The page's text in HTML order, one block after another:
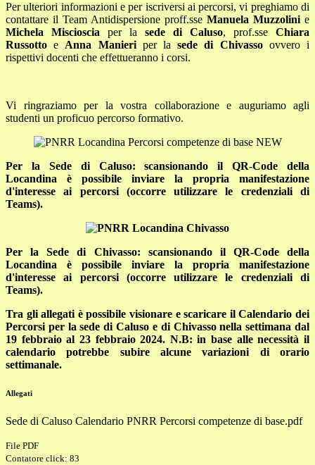
Per ulteriori informazioni e per iscriversi ai percorsi, vi preghiamo di
contattare il Team Antidispersione proff.sse Manuela Muzzolini e
Michela Miscioscia per la sede di Caluso, prof.sse Chiara
Russotto e Anna Manieriper lasede di Chivassoovvero i
rispettivi docenti che effettueranno i corsi.
Vi ringraziamo per la vostra collaborazione e auguriamo agli
studenti un proficuo percorso formativo.
Per la Sede di Caluso: scansionando il QR-Code della
Locandina è possibile inviare la propria manifestazione
d'interesse ai percorsi (occorre utilizzare le credenziali di
Teams).
Per la Sede di Chivasso: scansionando il QR-Code della
Locandina è possibile inviare la propria manifestazione
d'interesse ai percorsi (occorre utilizzare le credenziali di
Teams).
Tra gli allegati è possibile visionare e scaricare il Calendario dei
Percorsi per la sede di Caluso e di Chivasso nella settimana dal
19 febbraio al 23 febbraio 2024. N.B: in base alle necessità il
calendario potrebbe subire alcune variazioni di orario
settimanale.
Allegati
Sede di Caluso Calendario PNRR Percorsi competenze di base.pdf
File PDF
Contatore click: 83